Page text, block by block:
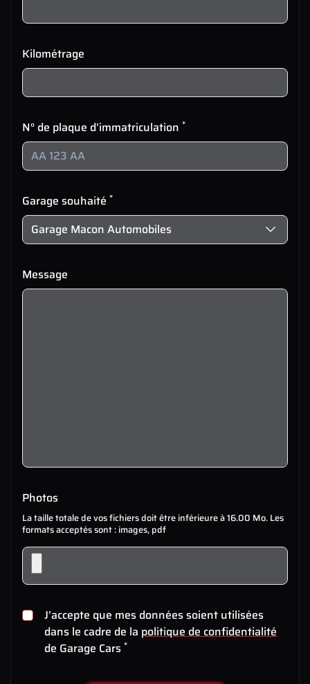
Kilométrage
N° de plaque d’immatriculation *
Garage souhaité *
Message
Photos
La taille totale de vos fichiers doit être inférieure à 16.00 Mo. Les
formats acceptés sont : images, pdf
J’accepte que mes données soient utilisées
dans le cadre de la politique de confidentialité
de Garage Cars *